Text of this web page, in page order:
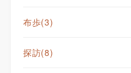
布歩(3)
探訪(8)